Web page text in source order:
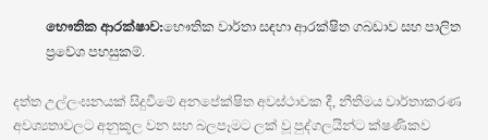
භෞතික ආරක්ෂාව:භෞතික වාර්තා සඳහා ආරක්ෂිත ගබඩාව සහ පාලිත
ප්‍රවේශ පහසුකම්.
දත්ත උල්ලංඝනයක් සිදුවීමේ අනපේක්ෂිත අවස්ථාවක දී, නීතිමය වාර්තාකරණ
අවශ්‍යතාවලට අනුකූල වන සහ බලපෑමට ලක් වූ පුද්ගලයින්ට ක්ෂණිකව